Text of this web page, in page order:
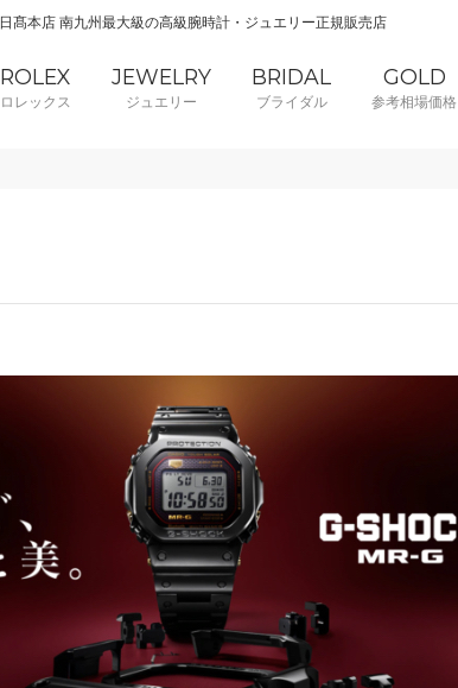
日髙本店 南九州最大級の高級腕時計・ジュエリー正規販売店
ROLEX
ロレックス
JEWELRY
ジュエリー
BRIDAL
ブライダル
GOLD
参考相場価格